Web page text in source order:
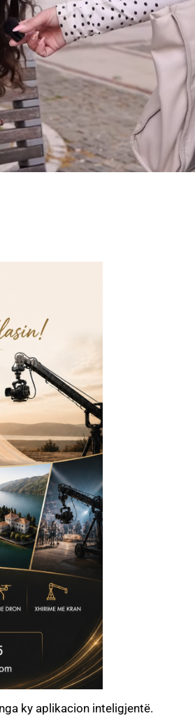
ky aplikacion inteligjentë.